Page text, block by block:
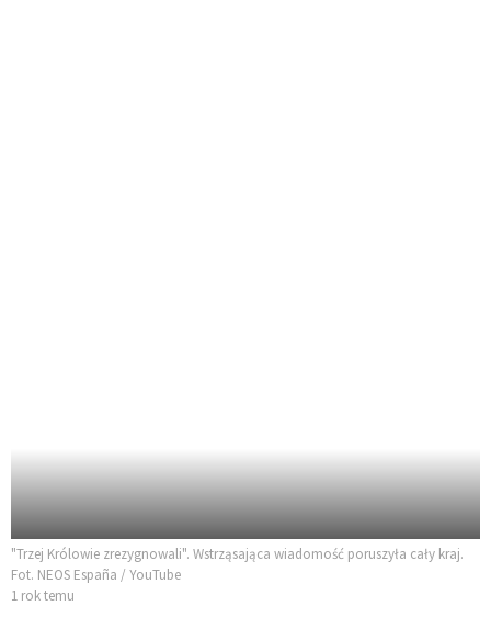
"Trzej Królowie zrezygnowali". Wstrząsająca wiadomość poruszyła cały kraj.
Fot. NEOS España / YouTube
1 rok temu